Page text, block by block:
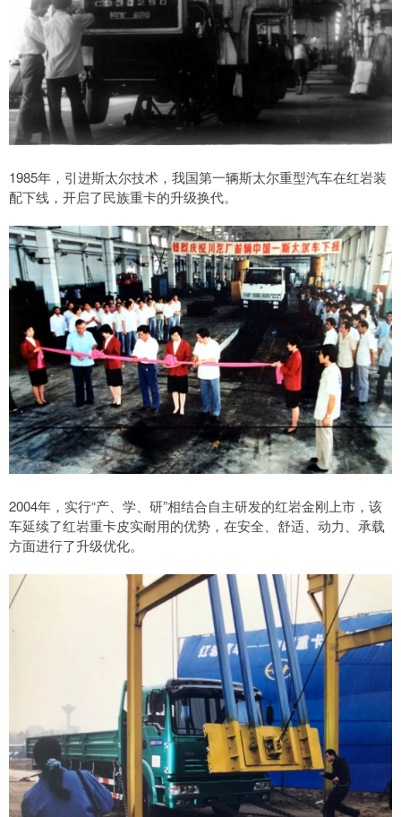
1985年，引进斯太尔技术，我国第一辆斯太尔重型汽车在红岩装
配下线，开启了民族重卡的升级换代。
2004年，实行“产、学、研”相结合自主研发的红岩金刚上市，该
车延续了红岩重卡皮实耐用的优势，在安全、舒适、动力、承载
方面进行了升级优化。